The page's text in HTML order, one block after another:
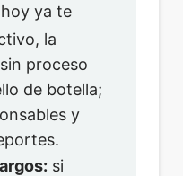
ya te
la
proceso
de botella;
y
si